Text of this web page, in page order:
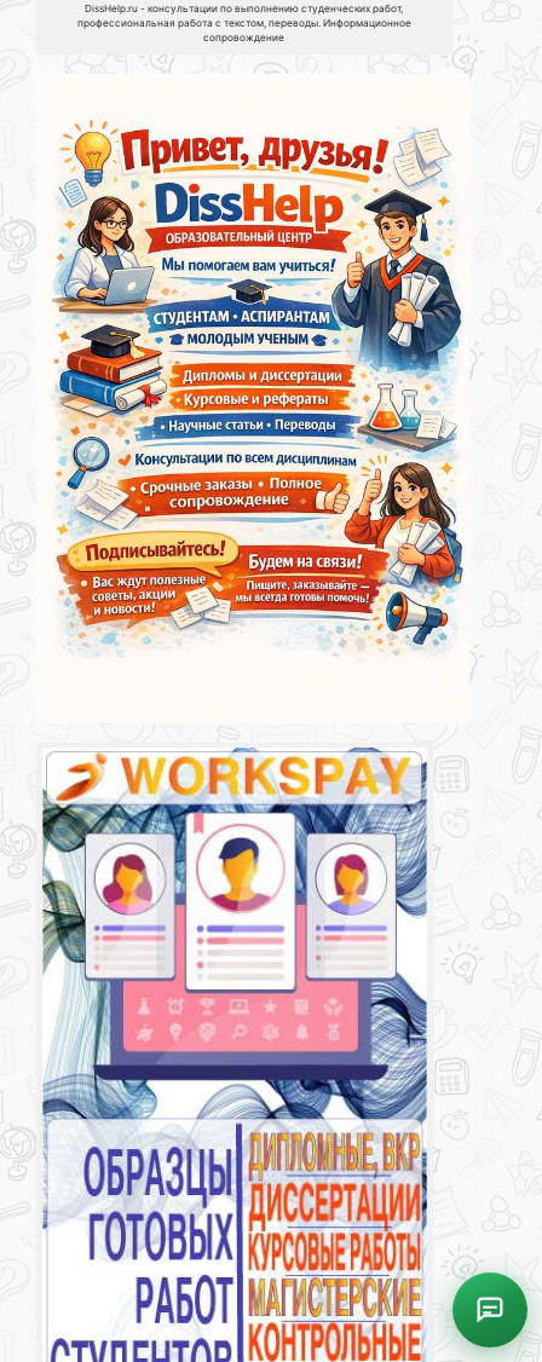
DissHelp.ru - консультации по выполнению студенческих работ,
профессиональная работа с текстом, переводы. Информационное
сопровождение